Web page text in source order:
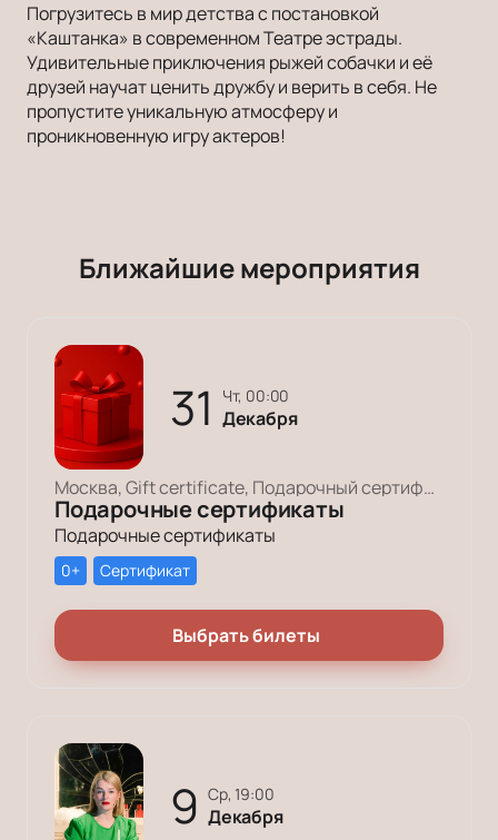
Погрузитесь в мир детства с постановкой
«Каштанка» в современном Театре эстрады.
Удивительные приключения рыжей собачки и её
друзей научат ценить дружбу и верить в себя. Не
пропустите уникальную атмосферу и
проникновенную игру актеров!
Ближайшие мероприятия
31 чт, 00:00
Декабря
Москва, Gift certificate, Подарочный сертификат
Подарочные сертификаты
Подарочные сертификаты
0+ Сертификат
Выбрать билеты
9 ср, 19:00
Декабря